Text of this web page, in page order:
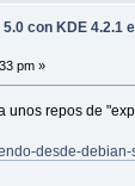
con KDE 4.2.1
pm »
unos repos de
desde-